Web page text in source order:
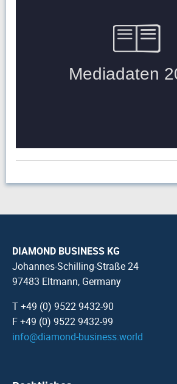
DIAMOND BUSINESS KG
Johannes-Schilling-Straße 24
97483 Eltmann, Germany
T +49 (0) 9522 9432-90
F +49 (0) 9522 9432-99
info@diamond-business.world